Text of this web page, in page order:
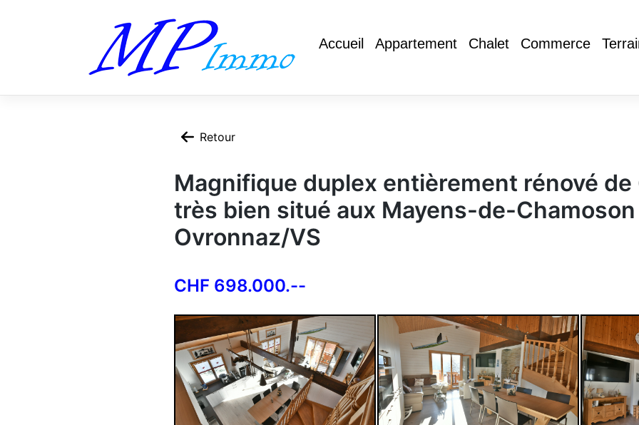
Accueil Appartement Chalet Commerce
Retour
Magnifique duplex entièrement rénové
très bien situé aux Mayens-de-Chamoson
Ovronnaz/VS
CHF 698.000.--